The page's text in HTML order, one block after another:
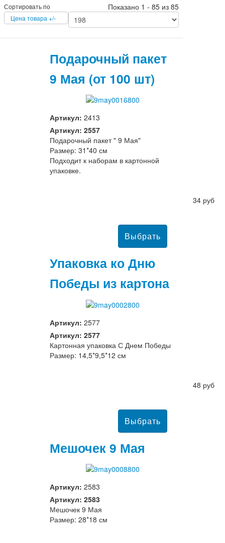
Сортировать по
Цена товара +/-
Показано 1 - 85 из 85
Подарочный пакет
9 Мая (от 100 шт)
Артикул: 2413
Артикул: 2557
Подарочный пакет " 9 Мая"
Размер: 31*40 см
Подходит к наборам в картонной
упаковке.
34 руб
Упаковка ко Дню
Победы из картона
Артикул: 2577
Артикул: 2577
Картонная упаковка С Днем Победы
Размер: 14,5*9,5*12 см
48 руб
Мешочек 9 Мая
Артикул: 2583
Артикул: 2583
Мешочек 9 Мая
Размер: 28*18 см